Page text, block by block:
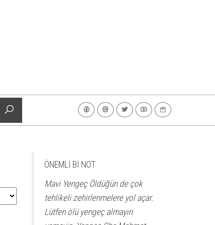
ÖNEMLİ Bİ NOT
Mavi Yengeç Öldüğün de çok
tehlikeli zehirlenmelere yol açar.
Lütfen ölü yengeç almayın